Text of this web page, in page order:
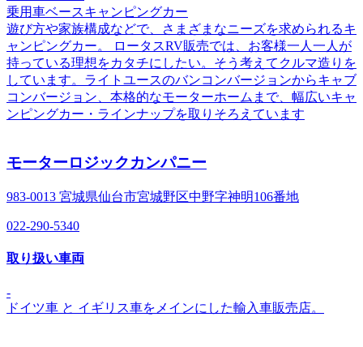
乗用車ベースキャンピングカー
遊び方や家族構成などで、さまざまなニーズを求められるキ
ャンピングカー。 ロータスRV販売では、お客様一人一人が
持っている理想をカタチにしたい。そう考えてクルマ造りを
しています。ライトユースのバンコンバージョンからキャブ
コンバージョン、本格的なモーターホームまで、幅広いキャ
ンピングカー・ラインナップを取りそろえています
モーターロジックカンパニー
983-0013 宮城県仙台市宮城野区中野字神明106番地
022-290-5340
取り扱い車両
-
ドイツ車 と イギリス車をメインにした輸入車販売店。